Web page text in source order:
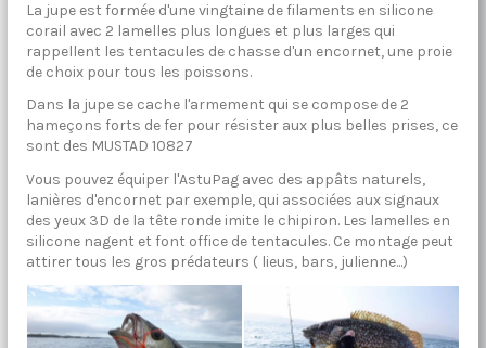
La jupe est formée d'une vingtaine de filaments en silicone
corail avec 2 lamelles plus longues et plus larges qui
rappellent les tentacules de chasse d'un encornet, une proie
de choix pour tous les poissons.
Dans la jupe se cache l'armement qui se compose de 2
hameçons forts de fer pour résister aux plus belles prises, ce
sont des MUSTAD 10827
Vous pouvez équiper l'AstuPag avec des appâts naturels,
lanières d'encornet par exemple, qui associées aux signaux
des yeux 3D de la tête ronde imite le chipiron. Les lamelles en
silicone nagent et font office de tentacules. Ce montage peut
attirer tous les gros prédateurs ( lieus, bars, julienne...)